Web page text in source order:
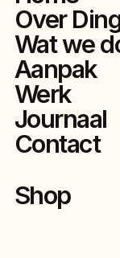
Over
Wat we
Aanpak
Werk
Journaal
Contact
Shop